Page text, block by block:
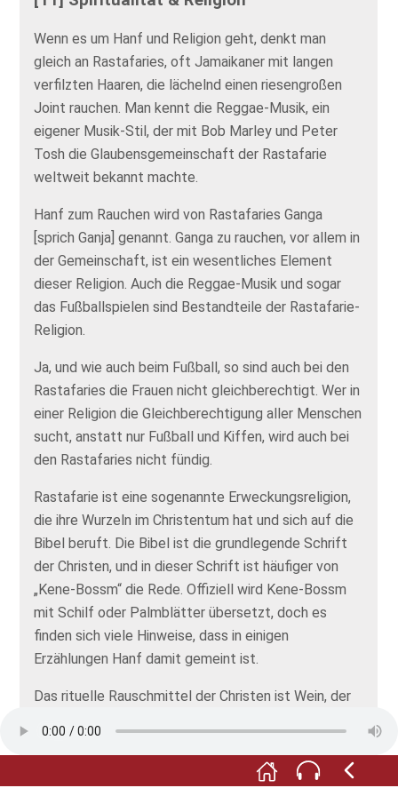
Wenn es um Hanf und Religion geht, denkt man
gleich an Rastafaries, oft Jamaikaner mit langen
verfilzten Haaren, die lächelnd einen riesengroßen
Joint rauchen. Man kennt die Reggae-Musik, ein
eigener Musik-Stil, der mit Bob Marley und Peter
Tosh die Glaubensgemeinschaft der Rastafarie
weltweit bekannt machte.
Hanf zum Rauchen wird von Rastafaries Ganga
[sprich Ganja] genannt. Ganga zu rauchen, vor allem in
der Gemeinschaft, ist ein wesentliches Element
dieser Religion. Auch die Reggae-Musik und sogar
das Fußballspielen sind Bestandteile der Rastafarie-
Religion.
Ja, und wie auch beim Fußball, so sind auch bei den
Rastafaries die Frauen nicht gleichberechtigt. Wer in
einer Religion die Gleichberechtigung aller Menschen
sucht, anstatt nur Fußball und Kiffen, wird auch bei
den Rastafaries nicht fündig.
Rastafarie ist eine sogenannte Erweckungsreligion,
die ihre Wurzeln im Christentum hat und sich auf die
Bibel beruft. Die Bibel ist die grundlegende Schrift
der Christen, und in dieser Schrift ist häufiger von
„Kene-Bossm“ die Rede. Offiziell wird Kene-Bossm
mit Schilf oder Palmblätter übersetzt, doch es
finden sich viele Hinweise, dass in einigen
Erzählungen Hanf damit gemeint ist.
Das rituelle Rauschmittel der Christen ist Wein, der
islamischen Raum Hanf als Rauschmittel sehr
verbreitet.